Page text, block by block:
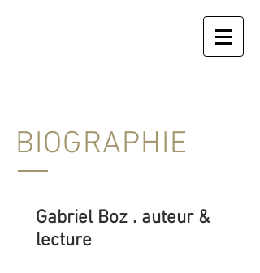
BIOGRAPHIE
Gabriel Boz . auteur &
lecture